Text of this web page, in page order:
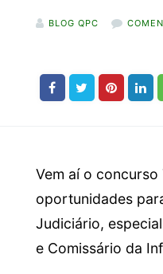
BLOG QPC
Vem aí o
oportunidades
Judiciário,
e Comissário da